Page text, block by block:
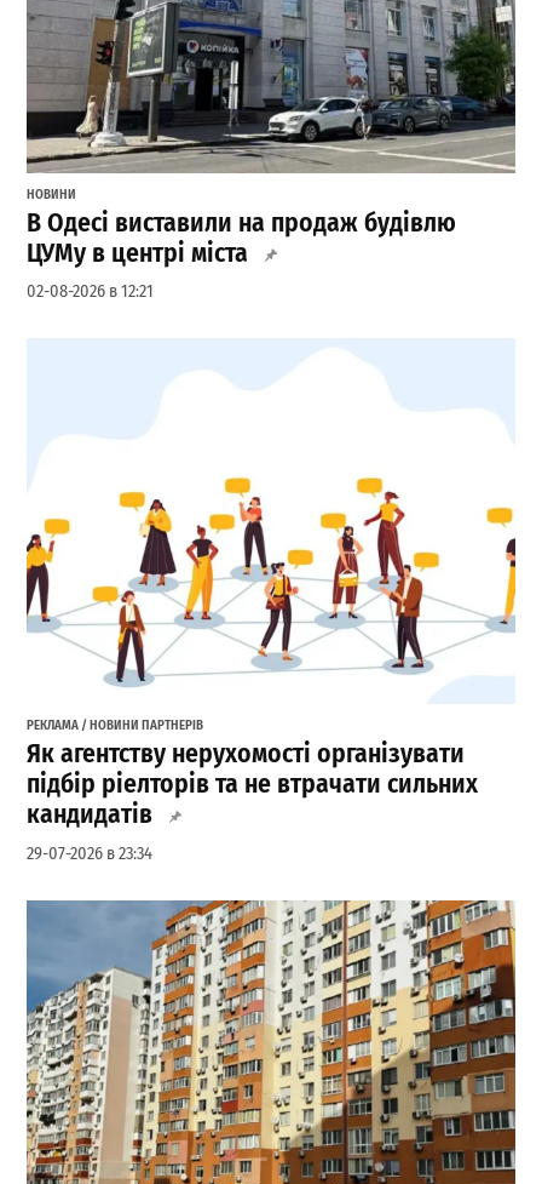
НОВИНИ
В Одесі виставили на продаж будівлю
ЦУМу в центрі міста
02-08-2026 в 12:21
РЕКЛАМА / НОВИНИ ПАРТНЕРІВ
Як агентству нерухомості організувати
підбір ріелторів та не втрачати сильних
кандидатів
29-07-2026 в 23:34